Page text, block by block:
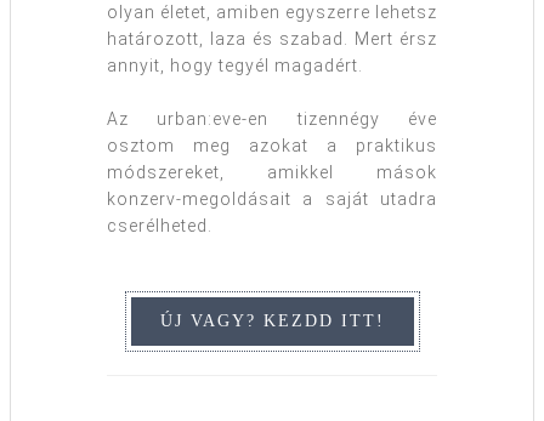
olyan életet, amiben egyszerre lehetsz
határozott, laza és szabad. Mert érsz
annyit, hogy tegyél magadért.
Az urban:eve-en tizennégy éve
osztom meg azokat a praktikus
módszereket, amikkel mások
konzerv-megoldásait a saját utadra
cserélheted.